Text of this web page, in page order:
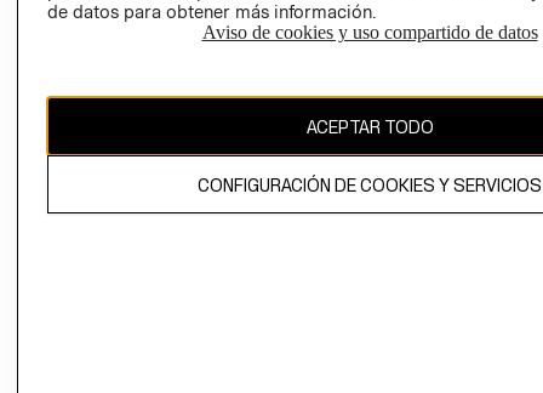
propiedad de H&M Hennes & Mauritz AB.
de datos para obtener más información.
Aviso de cookies y uso compartido de datos
ACEPTAR TODO
CONFIGURACIÓN DE COOKIES Y SERVICIOS